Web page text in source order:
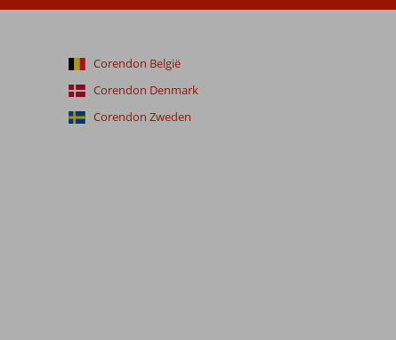
Corendon België
Corendon Denmark
Corendon Zweden